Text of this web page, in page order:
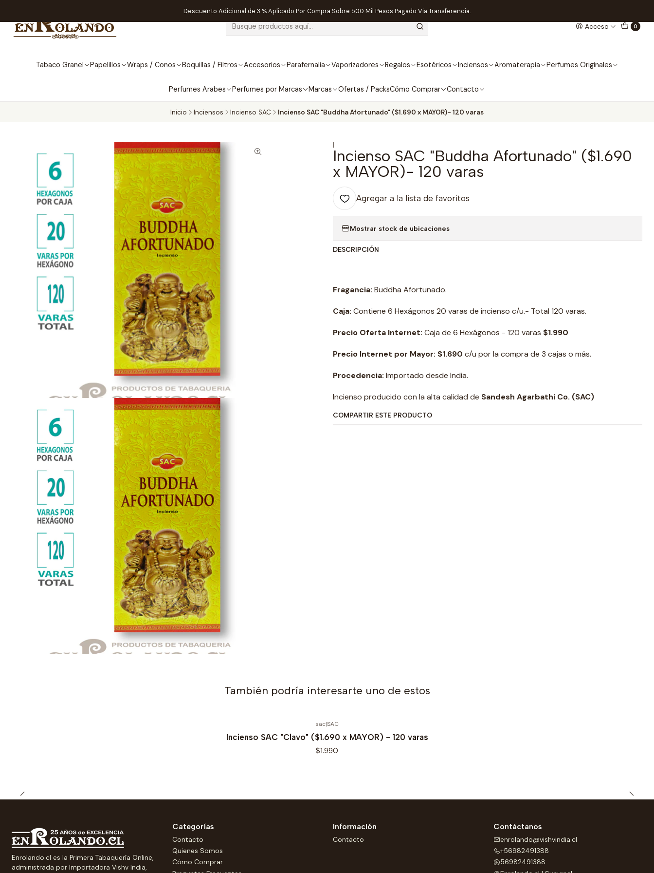
Acceso 0
Tabaco Granel Papelillos Wraps / Conos Boquillas / Filtros Accesorios Parafernalia Vaporizadores Regalos Esotéricos Inciensos Aromaterapia Perfumes Originales
Perfumes Arabes Perfumes por Marcas Marcas Ofertas / PacksCómo Comprar Contacto
Descuento Adicional de 3 % Aplicado Por Compra Sobre 500 Mil Pesos Pagado Via Transferencia.
Inicio Inciensos Incienso SAC Incienso SAC "Buddha Afortunado" ($1.690 x MAYOR)- 120 varas
|
Incienso SAC "Buddha Afortunado" ($1.690
x MAYOR)- 120 varas
Agregar a la lista de favoritos
Mostrar stock de ubicaciones
DESCRIPCIÓN
Fragancia: Buddha Afortunado.
Caja: Contiene 6 Hexágonos 20 varas de incienso c/u.- Total 120 varas.
Precio Oferta Internet: Caja de 6 Hexágonos - 120 varas $1.990
Precio Internet por Mayor: $1.690 c/u por la compra de 3 cajas o más.
Procedencia: Importado desde India.
Incienso producido con la alta calidad de Sandesh Agarbathi Co. (SAC)
COMPARTIR ESTE PRODUCTO
También podría interesarte uno de estos
sac|SAC
Incienso SAC "Clavo" ($1.690 x MAYOR) - 120 varas
$1.990
Enrolando.cl es la Primera Tabaquería Online,
administrada por Importadora Vishv India,
Categorías
Contacto
Quienes Somos
Cómo Comprar
Información
Contacto
Contáctanos
enrolando@vishvindia.cl
+56982491388
56982491388